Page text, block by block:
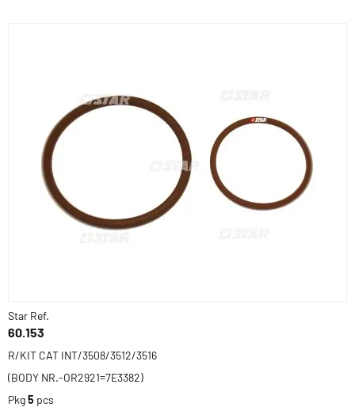
Star Ref.
60.153
R/KIT CAT INT/3508/3512/3516
(BODY NR.-OR2921=7E3382)
Pkg5 pcs